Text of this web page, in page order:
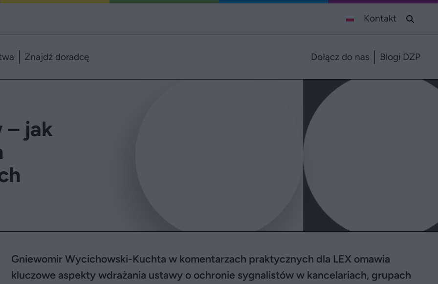
Kontakt
Znajdź doradcę Dołącz do nas Blogi DZP
– jak
Gniewomir Wycichowski-Kuchta w komentarzach praktycznych dla LEX omawia
kluczowe aspekty wdrażania ustawy o ochronie sygnalistów w kancelariach, grupach